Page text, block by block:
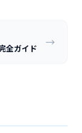
全ガイド →